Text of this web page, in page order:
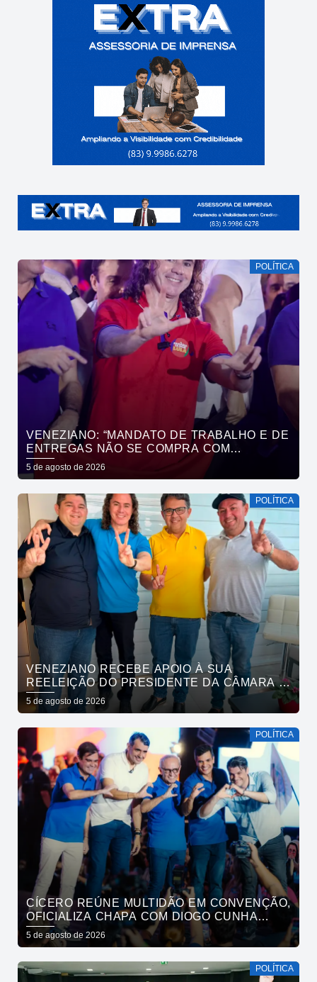
POLÍTICA
VENEZIANO: “MANDATO DE TRABALHO E DE
ENTREGAS NÃO SE COMPRA COM
DINHEIRO, SE CONQUISTA COM TRABALHO”
5 de agosto de 2026
POLÍTICA
VENEZIANO RECEBE APOIO À SUA
REELEIÇÃO DO PRESIDENTE DA CÂMARA E
VEREADORES DE SÃO BENTO
5 de agosto de 2026
POLÍTICA
CÍCERO REÚNE MULTIDÃO EM CONVENÇÃO,
OFICIALIZA CHAPA COM DIOGO CUNHA
LIMA, VENEZIANO E ANDRÉ GADELHA E
CONVOCA PARAÍBA A DAR O PRÓXIMO
5 de agosto de 2026
POLÍTICA